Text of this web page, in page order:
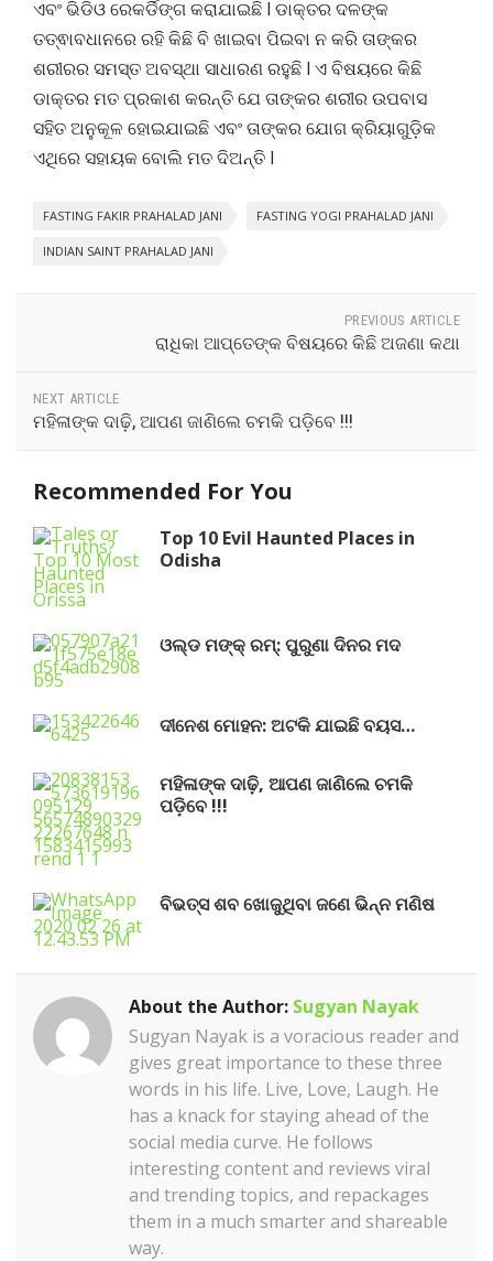
ଏବଂ ଭିଡିଓ ରେକର୍ଡିଙ୍ଗ କରାଯାଇଛି l ଡାକ୍ତର ଦଳଙ୍କ
ତତ୍ଵାବଧାନରେ ରହି କିଛି ବି ଖାଇବା ପିଇବା ନ କରି ତାଙ୍କର
ଶରୀରର ସମସ୍ତ ଅବସ୍ଥା ସାଧାରଣ ରହୁଛି l ଏ ବିଷୟରେ କିଛି
ଡାକ୍ତର ମତ ପ୍ରକାଶ କରନ୍ତି ଯେ ତାଙ୍କର ଶରୀର ଉପବାସ
ସହିତ ଅନୁକୂଳ ହୋଇଯାଇଛି ଏବଂ ତାଙ୍କର ଯୋଗ କ୍ରିୟାଗୁଡ଼ିକ
ଏଥିରେ ସହାୟକ ବୋଲି ମତ ଦିଅନ୍ତି l
FASTING FAKIR PRAHALAD JANI FASTING YOGI PRAHALAD JANI
INDIAN SAINT PRAHALAD JANI
PREVIOUS ARTICLE
ରାଧିକା ଆପ୍ତେଙ୍କ ବିଷୟରେ କିଛି ଅଜଣା କଥା
NEXT ARTICLE
ମହିଳାଙ୍କ ଦାଢ଼ି, ଆପଣ ଜାଣିଲେ ଚମକି ପଡ଼ିବେ !!!
Recommended For You
Top 10 Evil Haunted Places in
Odisha
ଓଲ୍ଡ ମଙ୍କ୍ ରମ୍: ପୁରୁଣା ଦିନର ମଦ
ଦୀନେଶ ମୋହନ: ଅଟକି ଯାଇଛି ବୟସ…
ମହିଳାଙ୍କ ଦାଢ଼ି, ଆପଣ ଜାଣିଲେ ଚମକି
ପଡ଼ିବେ !!!
ବିଭତ୍ସ ଶବ ଖୋଜୁଥିବା ଜଣେ ଭିନ୍ନ ମଣିଷ
About the Author: Sugyan Nayak
Sugyan Nayak is a voracious reader and
gives great importance to these three
words in his life. Live, Love, Laugh. He
has a knack for staying ahead of the
social media curve. He follows
interesting content and reviews viral
and trending topics, and repackages
them in a much smarter and shareable
way.